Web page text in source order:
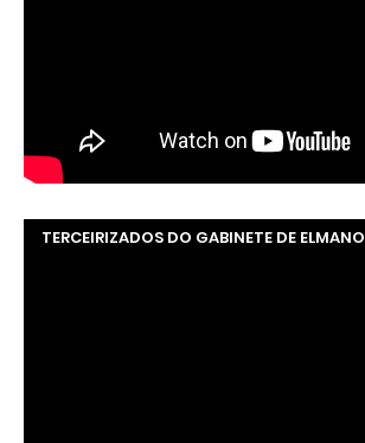
TERCEIRIZADOS DO GABINETE DE ELMANO